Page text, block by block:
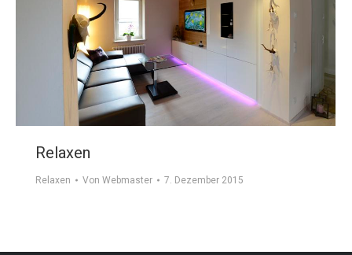
Relaxen
Relaxen Von Webmaster 7. Dezember 2015